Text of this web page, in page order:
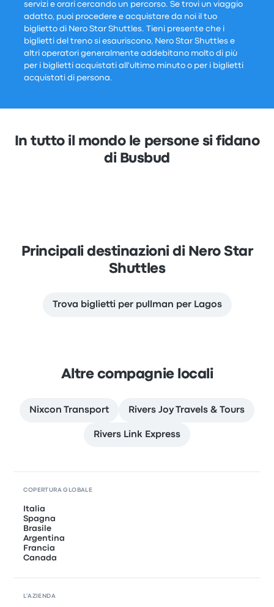
servizi e orari cercando un percorso. Se trovi un viaggio
adatto, puoi procedere e acquistare da noi il tuo
biglietto di Nero Star Shuttles. Tieni presente che i
biglietti del treno si esauriscono, Nero Star Shuttles e
altri operatori generalmente addebitano molto di più
per i biglietti acquistati all'ultimo minuto o per i biglietti
acquistati di persona.
In tutto il mondo le persone si fidano
di Busbud
Principali destinazioni di Nero Star
Shuttles
Trova biglietti per pullman per Lagos
Altre compagnie locali
Nixcon Transport Rivers Joy Travels & Tours
Rivers Link Express
COPERTURA GLOBALE
Italia
Spagna
Brasile
Argentina
Francia
Canada
L'AZIENDA